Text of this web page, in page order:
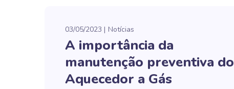
03/05/2023 Notícias
A importância da
manutenção preventiva do
Aquecedor a Gás